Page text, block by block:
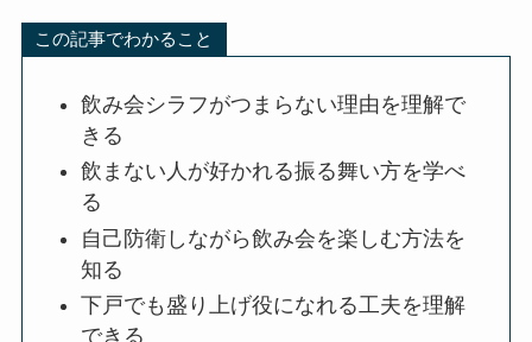
この記事でわかること
飲み会シラフがつまらない理由を理解で
きる
飲まない人が好かれる振る舞い方を学べ
る
自己防衛しながら飲み会を楽しむ方法を
知る
下戸でも盛り上げ役になれる工夫を理解
できる